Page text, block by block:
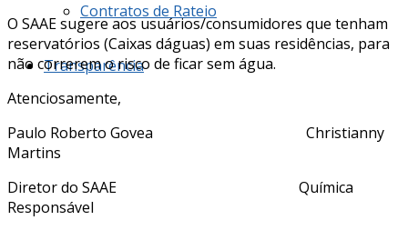
Contratos de Rateio
Transparência
O SAAE sugere aos usuários/consumidores que tenham
reservatórios (Caixas dáguas) em suas residências, para
não correrem o risco de ficar sem água.
Atenciosamente,
Paulo Roberto Govea Christianny
Martins
Diretor do SAAE Química
Responsável